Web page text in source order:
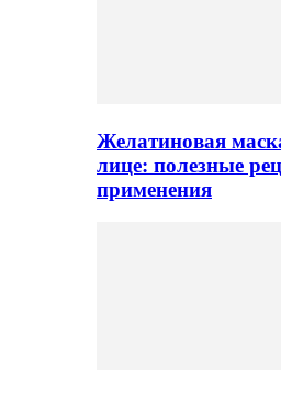
Желатиновая
лице: полезные
применения